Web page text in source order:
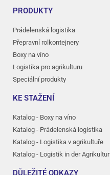
PRODUKTY
Prádelenská logistika
Přepravní rolkontejnery
Boxy na víno
Logistika pro agrikulturu
Speciální produkty
KE STAŽENÍ
Katalog - Boxy na víno
Katalog - Prádelenská logistika
Katalog - Logistika v agrikultuře
Katalog - Logistik in der Agrikultur
DŮLEŽITÉ ODKAZY